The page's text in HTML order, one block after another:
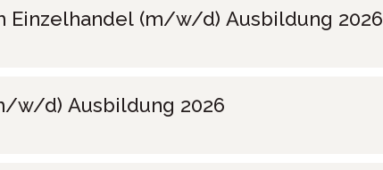
Einzelhandel (m/w/d) Ausbildung 2026
w/d) Ausbildung 2026